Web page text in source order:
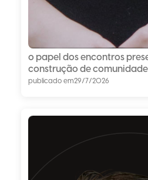
o papel dos encontros
construção de
publicado em29/7/2026